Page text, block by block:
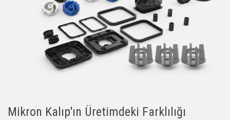
Mikron Kalıp'ın Üretimdeki Farklılığı